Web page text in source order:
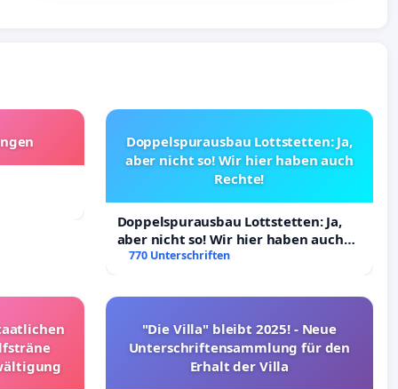
Doppelspurausbau Lottstetten: Ja,
aber nicht so! Wir hier haben auch
Rechte!
Doppelspurausbau Lottstetten: Ja,
aber nicht so! Wir hier haben auch
Rechte!
770 Unterschriften
"Die Villa" bleibt 2025! - Neue
Unterschriftensammlung für den
Erhalt der Villa